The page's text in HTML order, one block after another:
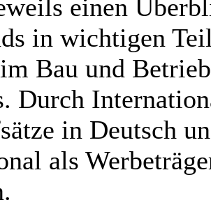
einen
in wichtigen
Bau und
Durch
in Deutsch
als